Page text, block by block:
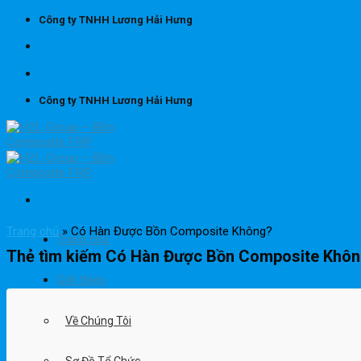
Skip
content
Công ty TNHH Lương Hải Hưng
Công ty TNHH Lương Hải Hưng
Trang chủ
Giới thiệu
Về Chúng Tôi
Trang chủ» Có Hàn Được Bồn Composite Không?
Thẻ tìm kiếm Có Hàn Được Bồn Composite